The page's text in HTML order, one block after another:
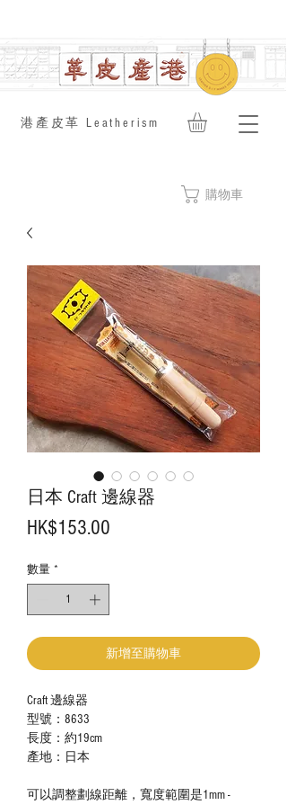
​港產皮革 Leatherism
購物車
日本 Craft 邊線器
HK$153.00
數量 *
新增至購物車
Craft 邊線器
型號：8633
長度：約19cm
產地：日本
可以調整劃線距離，寬度範圍是1mm -